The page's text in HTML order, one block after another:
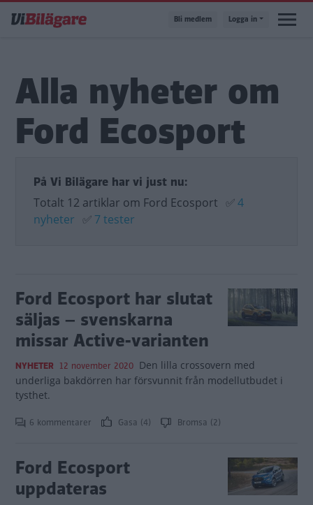
till
Bli medlem Logga in
Alla nyheter om
Ford Ecosport
På Vi Bilägare har vi just nu:
Totalt 12 artiklar om Ford Ecosport ✅4
nyheter ✅ 7 tester
Ford Ecosport har slutat
säljas – svenskarna
missar Active-varianten
NYHETER 12 november 2020 Den lilla crossovern med
underliga bakdörren har försvunnit från modellutbudet i
tysthet.
6 kommentarer Gasa (4) Bromsa (2)
Ford Ecosport
uppdateras